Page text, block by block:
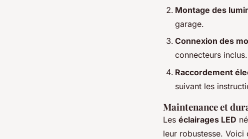
Montage des
garage.
Connexion des
connecteurs inclus.
Raccordement
suivant les
Maintenance et
Les éclairages LED
leur robustesse.